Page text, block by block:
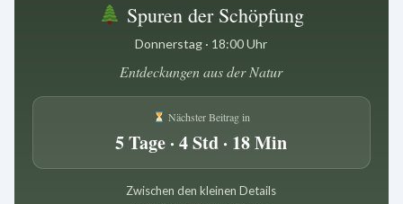
Spuren der Schöpfung
Donnerstag · 18:00 Uhr
Entdeckungen aus der Natur
Nächster Beitrag in
5 Tage · 4 Std · 18 Min
Zwischen den kleinen Details